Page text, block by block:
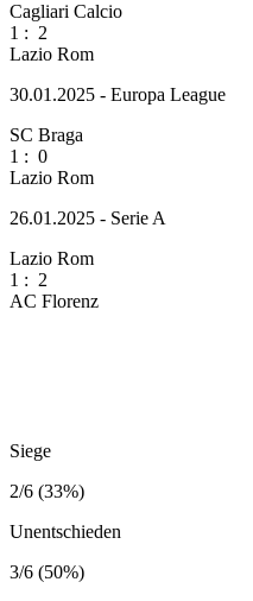
Cagliari Calcio
1 : 2
Lazio Rom
30.01.2025 - Europa League
SC Braga
1 : 0
Lazio Rom
26.01.2025 - Serie A
Lazio Rom
1 : 2
AC Florenz
Siege
2/6 (33%)
Unentschieden
3/6 (50%)